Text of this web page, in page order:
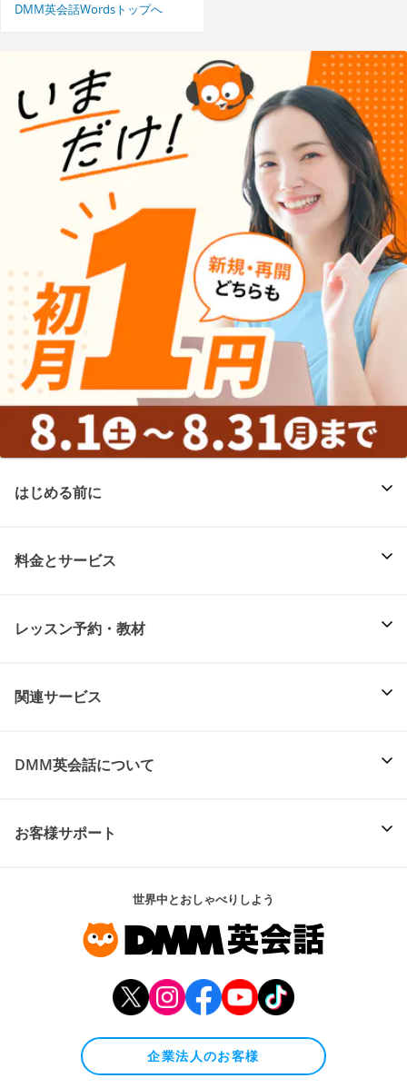
DMM英会話Wordsトップへ
はじめる前に
料金とサービス
レッスン予約・教材
関連サービス
DMM英会話について
お客様サポート
世界中とおしゃべりしよう
企業法人のお客様